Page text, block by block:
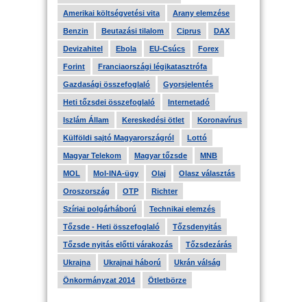
Amerikai költségvetési vita Arany elemzése
Benzin Beutazási tilalom Ciprus DAX
Devizahitel Ebola EU-Csúcs Forex
Forint Franciaországi légikatasztrófa
Gazdasági összefoglaló Gyorsjelentés
Heti tőzsdei összefoglaló Internetadó
Iszlám Állam Kereskedési ötlet Koronavírus
Külföldi sajtó Magyarországról Lottó
Magyar Telekom Magyar tőzsde MNB
MOL Mol-INA-ügy Olaj Olasz választás
Oroszország OTP Richter
Szíriai polgárháború Technikai elemzés
Tőzsde - Heti összefoglaló Tőzsdenyitás
Tőzsde nyitás előtti várakozás Tőzsdezárás
Ukrajna Ukrajnai háború Ukrán válság
Önkormányzat 2014 Ötletbörze